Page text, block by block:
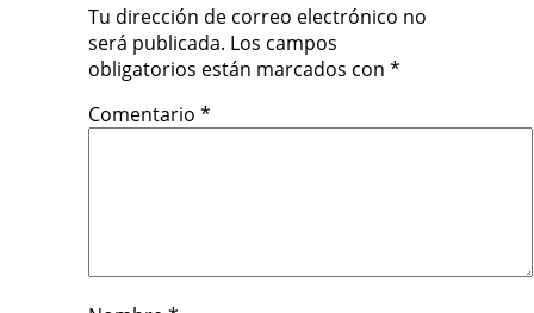
Tu dirección de correo electrónico no
será publicada. Los campos
obligatorios están marcados con *
Comentario *